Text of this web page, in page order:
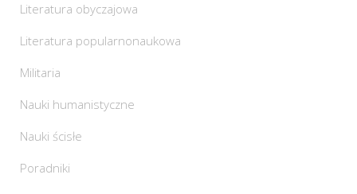
Literatura obyczajowa
Literatura popularnonaukowa
Militaria
Nauki humanistyczne
Nauki ścisłe
Poradniki